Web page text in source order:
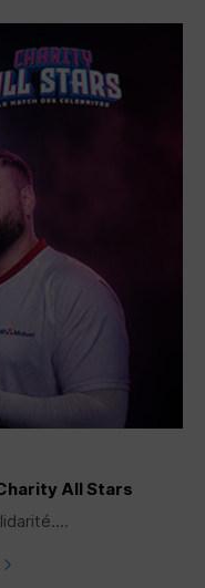
All Stars